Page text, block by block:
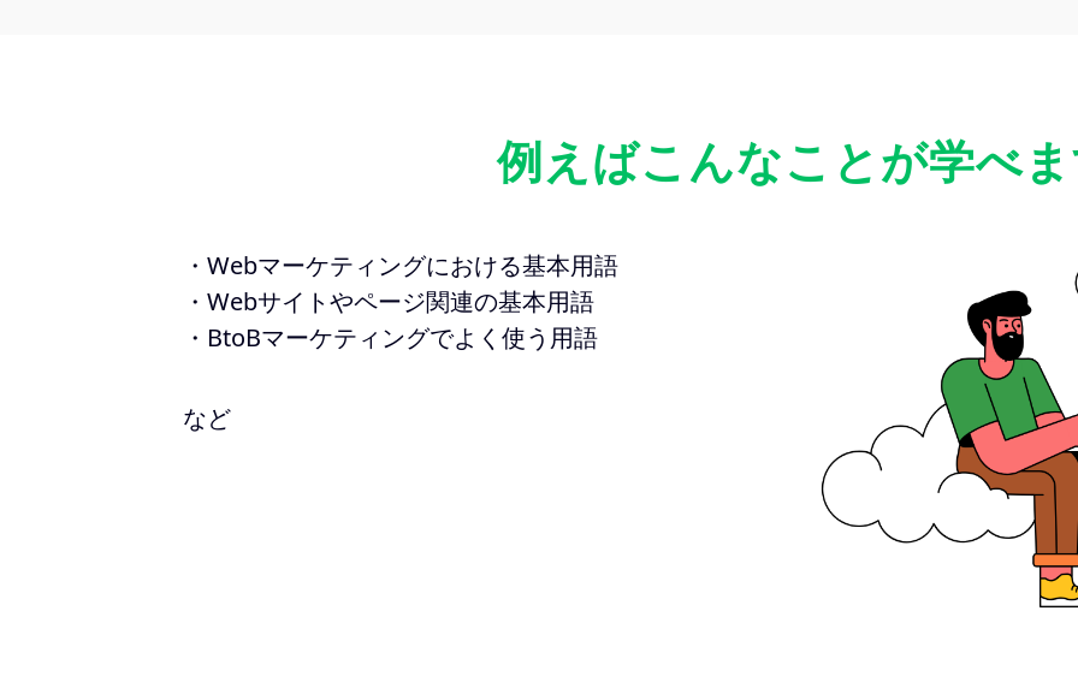
例えばこんなことが学べ
・Webマーケティングにおける基本用語
・Webサイトやページ関連の基本用語
・BtoBマーケティングでよく使う用語
など